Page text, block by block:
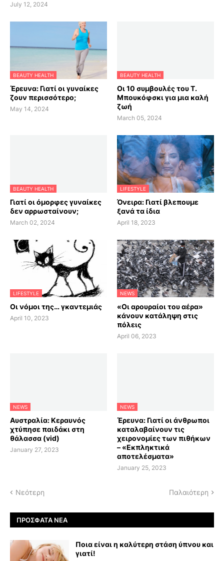
July 12, 2024
BEAUTY HEALTH
Έρευνα: Γιατί οι γυναίκες
ζουν περισσότερο;
May 14, 2024
BEAUTY HEALTH
Οι 10 συμβουλές του Τ.
Μπουκόφσκι για μια καλή
ζωή
March 05, 2024
BEAUTY HEALTH
Γιατί οι όμορφες γυναίκες
δεν αρρωσταίνουν;
March 02, 2024
LIFESTYLE
Όνειρα: Γιατί βλεπουμε
ξανά τα ίδια
April 18, 2023
LIFESTYLE
Οι νόμοι της… γκαντεμιάς
April 10, 2023
NEWS
«Οι αρουραίοι του αέρα»
κάνουν κατάληψη στις
πόλεις
April 06, 2023
NEWS
Αυστραλία: Κεραυνός
χτύπησε παιδάκι στη
θάλασσα (vid)
January 27, 2023
NEWS
Έρευνα: Γιατί οι άνθρωποι
καταλαβαίνουν τις
χειρονομίες των πιθήκων
– «Εκπληκτικά
αποτελέσματα»
January 25, 2023
Νεότερη Παλαιότερη
ΠΡΌΣΦΑΤΑ ΝΈΑ
Ποια είναι η καλύτερη στάση ύπνου και
γιατί!